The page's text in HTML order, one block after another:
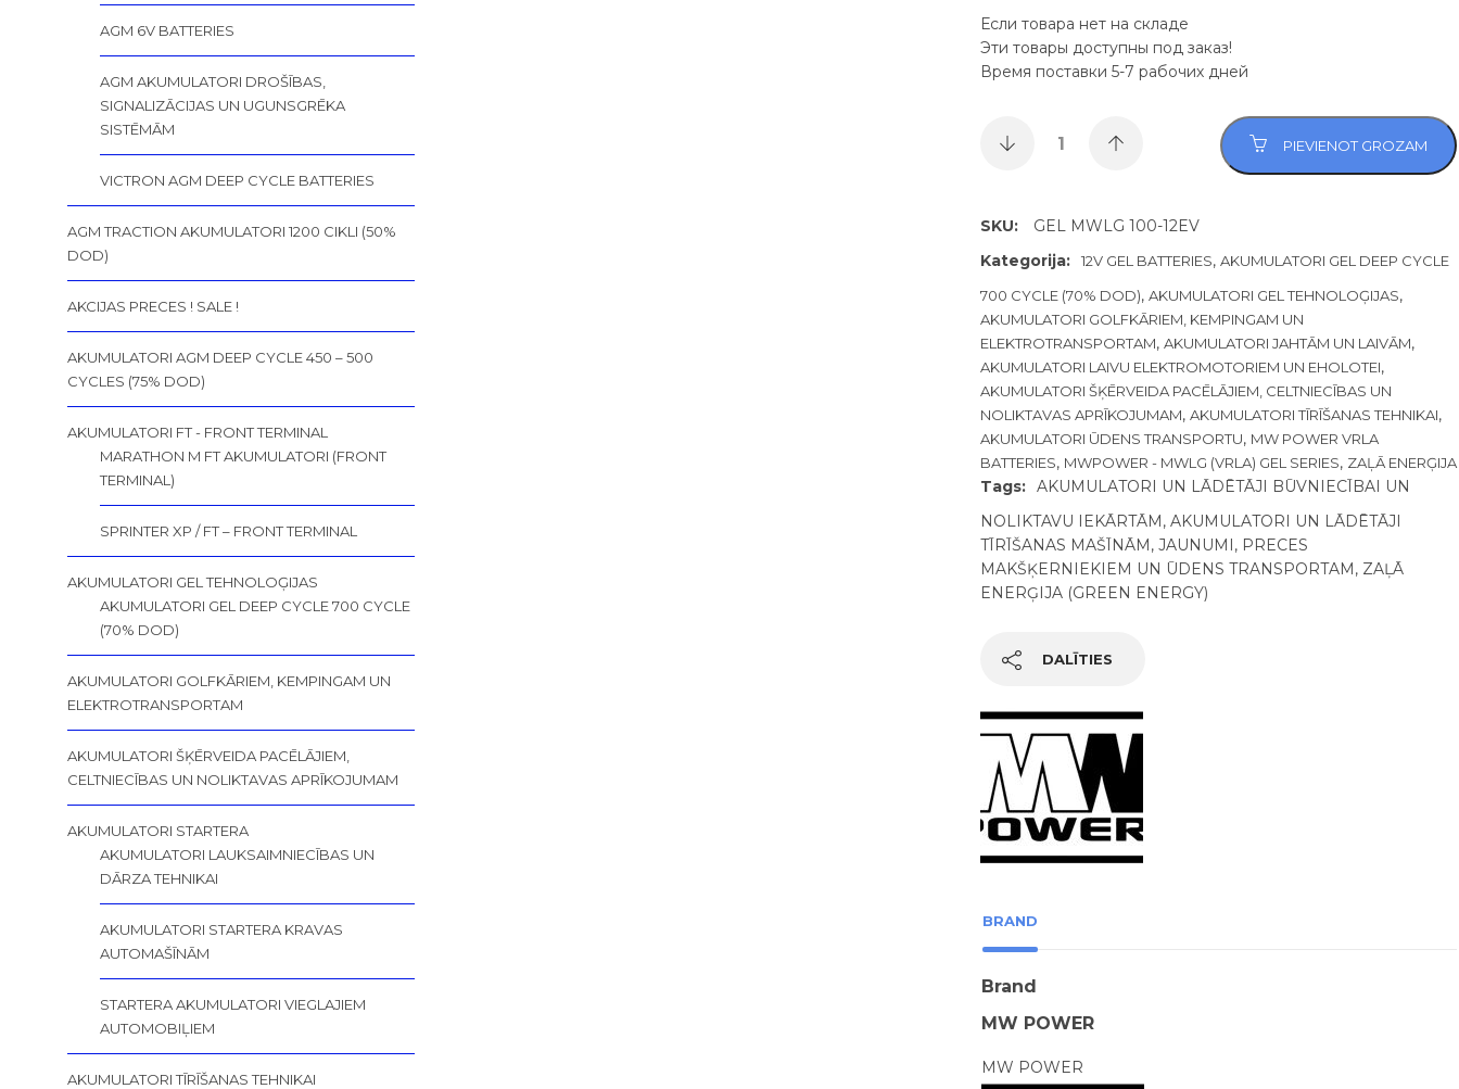
Если товара нет на складе
Эти товары доступны под заказ!
Время поставки 5-7 рабочих дней
PIEVIENOT GROZAM
SKU:
GEL MWLG 100-12EV
Kategorija:
12V GEL BATTERIES, AKUMULATORI GEL DEEP CYCLE
700 CYCLE (70% DOD), AKUMULATORI GEL TEHNOLOĢIJAS,
AKUMULATORI GOLFKĀRIEM, KEMPINGAM UN
ELEKTROTRANSPORTAM, AKUMULATORI JAHTĀM UN LAIVĀM,
AKUMULATORI LAIVU ELEKTROMOTORIEM UN EHOLOTEI,
AKUMULATORI ŠĶĒRVEIDA PACĒLĀJIEM, CELTNIECĪBAS UN
NOLIKTAVAS APRĪKOJUMAM, AKUMULATORI TĪRĪŠANAS TEHNIKAI,
AKUMULATORI ŪDENS TRANSPORTU, MW POWER VRLA
BATTERIES, MWPOWER - MWLG (VRLA) GEL SERIES, ZAĻĀ ENERĢIJA
Tags: AKUMULATORI UN LĀDĒTĀJI BŪVNIECĪBAI UN
NOLIKTAVU IEKĀRTĀM, AKUMULATORI UN LĀDĒTĀJI
TĪRĪŠANAS MAŠĪNĀM, JAUNUMI, PRECES
MAKŠĶERNIEKIEM UN ŪDENS TRANSPORTAM, ZAĻĀ
ENERĢIJA (GREEN ENERGY)
DALĪTIES
BRAND
Brand
MW POWER
MW POWER
AGM 6V BATTERIES
AGM AKUMULATORI DROŠĪBAS,
SIGNALIZĀCIJAS UN UGUNSGRĒKA
SISTĒMĀM
VICTRON AGM DEEP CYCLE BATTERIES
AGM TRACTION AKUMULATORI 1200 CIKLI (50%
DOD)
AKCIJAS PRECES ! SALE !
AKUMULATORI AGM DEEP CYCLE 450 – 500
CYCLES (75% DOD)
AKUMULATORI FT - FRONT TERMINAL
MARATHON M FT AKUMULATORI (FRONT
TERMINAL)
SPRINTER XP / FT – FRONT TERMINAL
AKUMULATORI GEL TEHNOLOĢIJAS
AKUMULATORI GEL DEEP CYCLE 700 CYCLE
(70% DOD)
AKUMULATORI GOLFKĀRIEM, KEMPINGAM UN
ELEKTROTRANSPORTAM
AKUMULATORI ŠĶĒRVEIDA PACĒLĀJIEM,
CELTNIECĪBAS UN NOLIKTAVAS APRĪKOJUMAM
AKUMULATORI STARTERA
AKUMULATORI LAUKSAIMNIECĪBAS UN
DĀRZA TEHNIKAI
AKUMULATORI STARTERA KRAVAS
AUTOMAŠĪNĀM
STARTERA AKUMULATORI VIEGLAJIEM
AUTOMOBIĻIEM
AKUMULATORI TĪRĪŠANAS TEHNIKAI